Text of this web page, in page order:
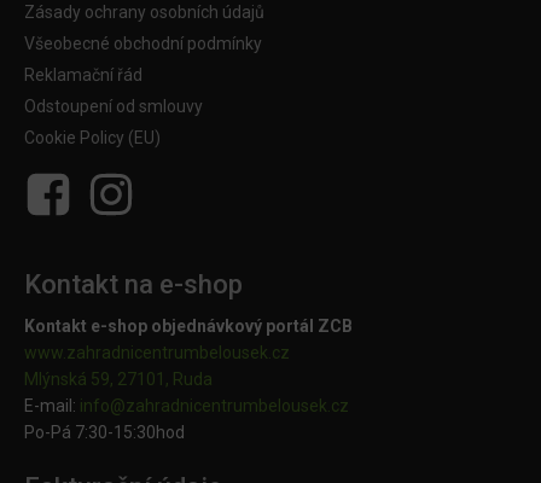
Zásady ochrany osobních údajů
Všeobecné obchodní podmínky
Reklamační řád
Odstoupení od smlouvy
Cookie Policy (EU)
Kontakt na e-shop
Kontakt e-shop objednávkový portál ZCB
www.zahradnicentrumbelousek.cz
Mlýnská 59, 27101, Ruda
E-mail: info@zahradnicentrumbelousek. cz
Po-Pá 7:30-15:30hod